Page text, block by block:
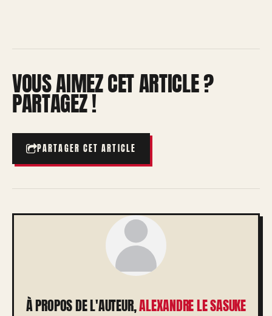
VOUS AIMEZ CET ARTICLE ?
PARTAGEZ !
PARTAGER CET ARTICLE
À PROPOS DE L'AUTEUR,ALEXANDRE LE SASUKE